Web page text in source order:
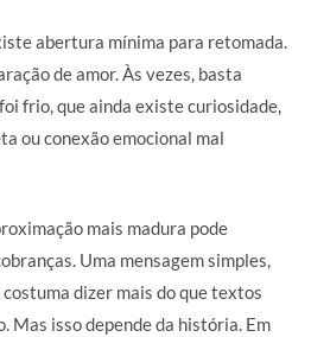
abertura mínima para retomada.
de amor. Às vezes, basta
frio, que ainda existe curiosidade,
ou conexão emocional mal
mais madura pode
Uma mensagem simples,
dizer mais do que textos
Mas isso depende da história. Em